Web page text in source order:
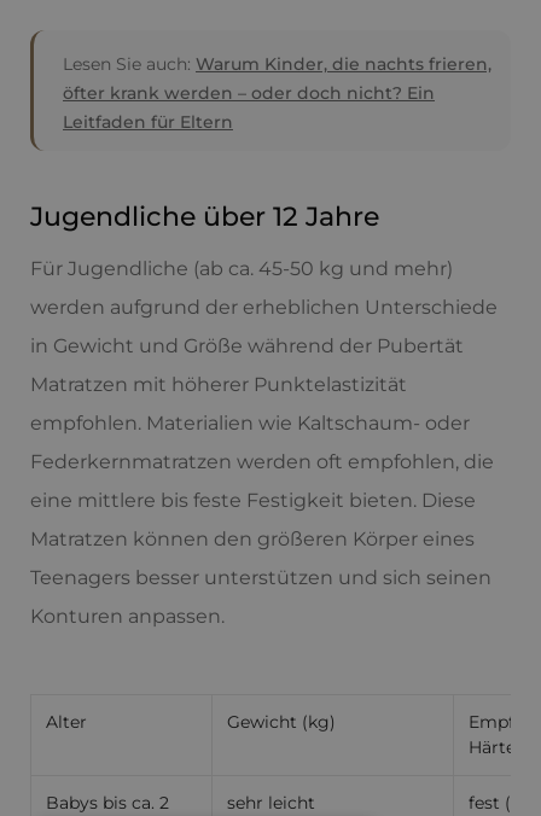
Lesen Sie auch: Warum Kinder, die nachts frieren,
öfter krank werden – oder doch nicht? Ein
Leitfaden für Eltern
Jugendliche über 12 Jahre
Für Jugendliche (ab ca. 45-50 kg und mehr)
werden aufgrund der erheblichen Unterschiede
in Gewicht und Größe während der Pubertät
Matratzen mit höherer Punktelastizität
empfohlen. Materialien wie Kaltschaum- oder
Federkernmatratzen werden oft empfohlen, die
eine mittlere bis feste Festigkeit bieten. Diese
Matratzen können den größeren Körper eines
Teenagers besser unterstützen und sich seinen
Konturen anpassen.
Alter Gewicht (kg)
Härte/
Babys bis ca. 2
sehr leicht
fest